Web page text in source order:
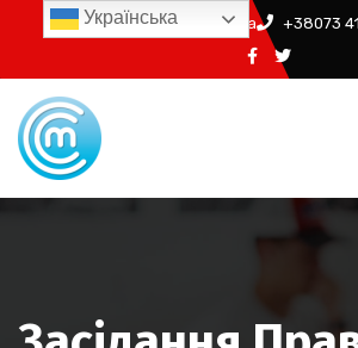
Перейти
вмісту
info@ssm.in.ua +38073
Українська